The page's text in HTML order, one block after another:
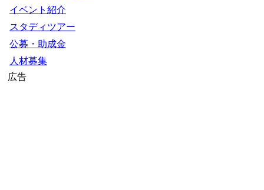
イベント紹介
スタディツアー
公募・助成金
人材募集
広告